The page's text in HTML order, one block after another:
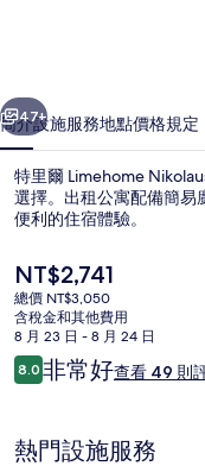
飯
店
的
相
集
個 下一個
47+
簡介設施服務地點價格規定
特里爾 Limehome
選擇。出租公寓配備簡易
便利的住宿體驗。
目
前
的
價
格
是
NT$2,741
總價 NT$3,050
含稅金和其他費用
8 月 23 日 - 8 月 24 日
評
論
8.08.0 分，滿分 10 分，
非常好查看 49 則
熱門設施服務